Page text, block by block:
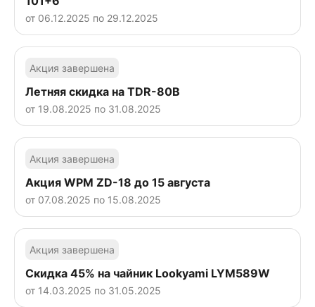
от 06.12.2025 по 29.12.2025
Акция завершена
Летняя скидка на TDR-80B
от 19.08.2025 по 31.08.2025
Акция завершена
Акция WPM ZD-18 до 15 августа
от 07.08.2025 по 15.08.2025
Акция завершена
Скидка 45% на чайник Lookyami LYM589W
от 14.03.2025 по 31.05.2025